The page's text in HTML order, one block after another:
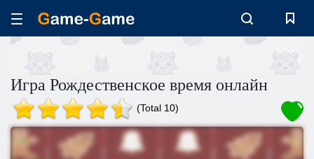
Игра Рождественское время онлайн
(Total 10)